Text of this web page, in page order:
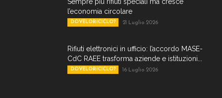
l’economia circolare
DOVELORICICLO? 21 Luglio 2026
Rifiuti elettronici in ufficio: l’accordo MASE-
CdC RAEE trasforma aziende e istituzioni...
DOVELORICICLO? 16 Luglio 2026